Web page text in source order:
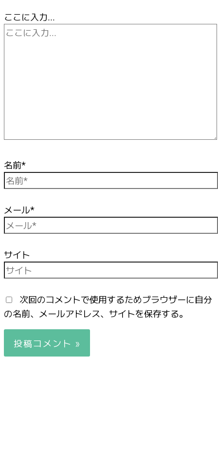
ここに入力…
名前*
メール*
サイト
次回のコメントで使用するためブラウザーに自分
の名前、メールアドレス、サイトを保存する。